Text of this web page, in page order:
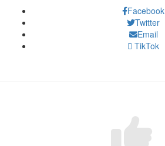
Facebook
Twitter
Email
TikTok